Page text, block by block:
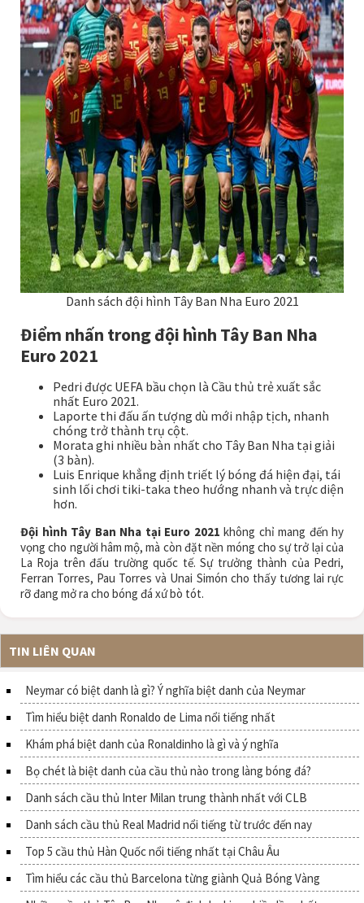
Danh sách đội hình Tây Ban Nha Euro 2021
Điểm nhấn trong đội hình Tây Ban Nha
Euro 2021
Pedri được UEFA bầu chọn là Cầu thủ trẻ xuất sắc
nhất Euro 2021.
Laporte thi đấu ấn tượng dù mới nhập tịch, nhanh
chóng trở thành trụ cột.
Morata ghi nhiều bàn nhất cho Tây Ban Nha tại giải
(3 bàn).
Luis Enrique khẳng định triết lý bóng đá hiện đại, tái
sinh lối chơi tiki-taka theo hướng nhanh và trực diện
hơn.
Đội hình Tây Ban Nha tại Euro 2021 không chỉ mang đến hy
vọng cho người hâm mộ, mà còn đặt nền móng cho sự trở lại của
La Roja trên đấu trường quốc tế. Sự trưởng thành của Pedri,
Ferran Torres, Pau Torres và Unai Simón cho thấy tương lai rực
rỡ đang mở ra cho bóng đá xứ bò tót.
TIN LIÊN QUAN
Neymar có biệt danh là gì? Ý nghĩa biệt danh của Neymar
Tìm hiểu biệt danh Ronaldo de Lima nổi tiếng nhất
Khám phá biệt danh của Ronaldinho là gì và ý nghĩa
Bọ chét là biệt danh của cầu thủ nào trong làng bóng đá?
Danh sách cầu thủ Inter Milan trung thành nhất với CLB
Danh sách cầu thủ Real Madrid nổi tiếng từ trước đến nay
Top 5 cầu thủ Hàn Quốc nổi tiếng nhất tại Châu Âu
Tìm hiểu các cầu thủ Barcelona từng giành Quả Bóng Vàng